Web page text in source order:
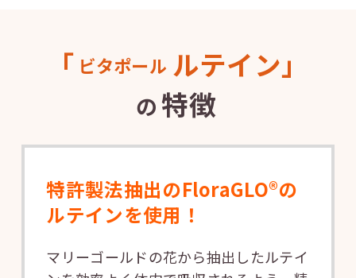
「 ビタポール ルテイン」
の特徴
特許製法抽出のFloraGLO®の
ルテインを使用！
マリーゴールドの花から抽出したルテイ